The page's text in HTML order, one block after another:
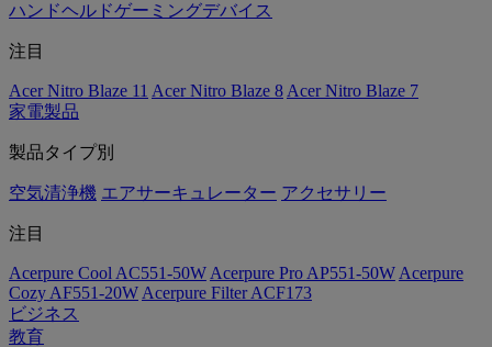
ハンドヘルドゲーミングデバイス
注目
Acer Nitro Blaze 11 Acer Nitro Blaze 8 Acer Nitro Blaze 7
家電製品
製品タイプ別
空気清浄機 エアサーキュレーター アクセサリー
注目
Acerpure Cool AC551-50W Acerpure Pro AP551-50W Acerpure
Cozy AF551-20W Acerpure Filter ACF173
ビジネス
教育